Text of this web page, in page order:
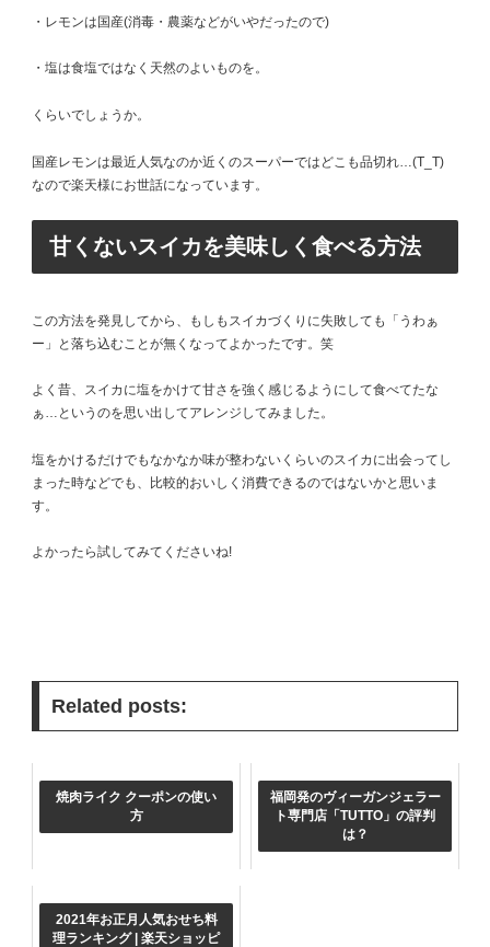
・レモンは国産(消毒・農薬などがいやだったので)
・塩は食塩ではなく天然のよいものを。
くらいでしょうか。
国産レモンは最近人気なのか近くのスーパーではどこも品切れ…(T_T)
なので楽天様にお世話になっています。
甘くないスイカを美味しく食べる方法
この方法を発見してから、もしもスイカづくりに失敗しても「うわぁ
ー」と落ち込むことが無くなってよかったです。笑
よく昔、スイカに塩をかけて甘さを強く感じるようにして食べてたな
ぁ…というのを思い出してアレンジしてみました。
塩をかけるだけでもなかなか味が整わないくらいのスイカに出会ってし
まった時などでも、比較的おいしく消費できるのではないかと思いま
す。
よかったら試してみてくださいね!
Related posts:
焼肉ライク クーポンの使い
方
福岡発のヴィーガンジェラー
ト専門店「TUTTO」の評判
は？
2021年お正月人気おせち料
理ランキング | 楽天ショッピ